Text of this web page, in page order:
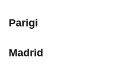
Parigi
Madrid